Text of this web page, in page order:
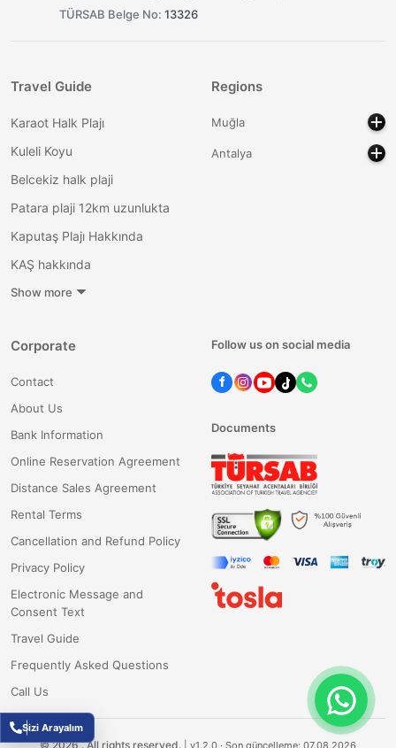
TÜRSAB Belge No: 13326
Travel Guide
Karaot Halk Plajı
Kuleli Koyu
Belcekiz halk plaji
Patara plaji 12km uzunlukta
Kaputaş Plajı Hakkında
KAŞ hakkında
Show more
Regions
Muğla
Antalya
Corporate
Contact
About Us
Bank Information
Online Reservation Agreement
Distance Sales Agreement
Rental Terms
Cancellation and Refund Policy
Privacy Policy
Electronic Message and
Consent Text
Travel Guide
Frequently Asked Questions
Call Us
Follow us on social media
Documents
©2026 .All rights reserved.
Sizi Arayalım